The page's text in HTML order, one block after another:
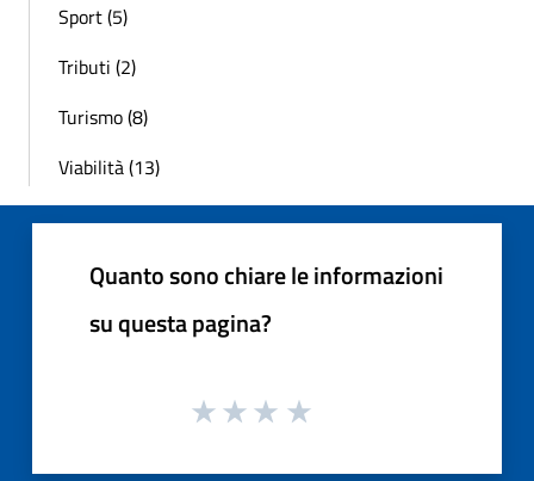
Sport (5)
Tributi (2)
Turismo (8)
Viabilità (13)
Quanto sono chiare le informazioni
su questa pagina?